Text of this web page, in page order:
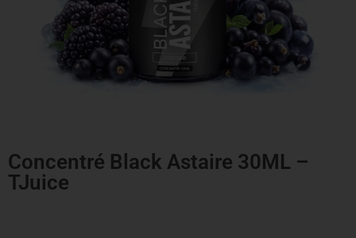
Concentré Black Astaire 30ML –
TJuice